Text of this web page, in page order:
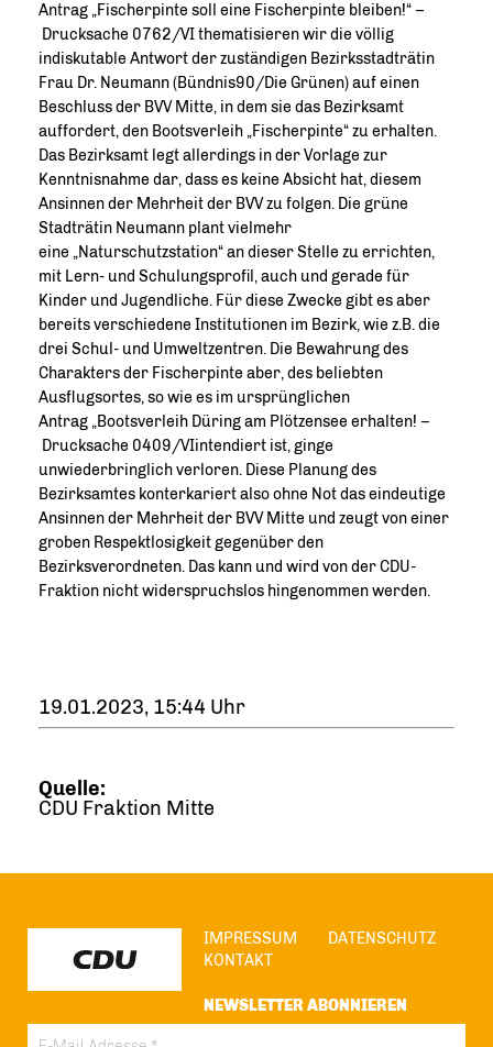
Antrag „Fischerpinte soll eine Fischerpinte bleiben!“ –
Drucksache 0762/VI thematisieren wir die völlig
indiskutable Antwort der zuständigen Bezirksstadträtin
Frau Dr. Neumann (Bündnis90/Die Grünen) auf einen
Beschluss der BVV Mitte, in dem sie das Bezirksamt
auffordert, den Bootsverleih „Fischerpinte“ zu erhalten.
Das Bezirksamt legt allerdings in der Vorlage zur
Kenntnisnahme dar, dass es keine Absicht hat, diesem
Ansinnen der Mehrheit der BVV zu folgen. Die grüne
Stadträtin Neumann plant vielmehr
eine „Naturschutzstation“ an dieser Stelle zu errichten,
mit Lern- und Schulungsprofil, auch und gerade für
Kinder und Jugendliche. Für diese Zwecke gibt es aber
bereits verschiedene Institutionen im Bezirk, wie z.B. die
drei Schul- und Umweltzentren. Die Bewahrung des
Charakters der Fischerpinte aber, des beliebten
Ausflugsortes, so wie es im ursprünglichen
Antrag „Bootsverleih Düring am Plötzensee erhalten! –
Drucksache 0409/VIintendiert ist, ginge
unwiederbringlich verloren. Diese Planung des
Bezirksamtes konterkariert also ohne Not das eindeutige
Ansinnen der Mehrheit der BVV Mitte und zeugt von einer
groben Respektlosigkeit gegenüber den
Bezirksverordneten. Das kann und wird von der CDU-
Fraktion nicht widerspruchslos hingenommen werden.
19.01.2023, 15:44 Uhr
Quelle:
CDU Fraktion Mitte
IMPRESSUM
DATENSCHUTZ
KONTAKT
NEWSLETTER ABONNIEREN